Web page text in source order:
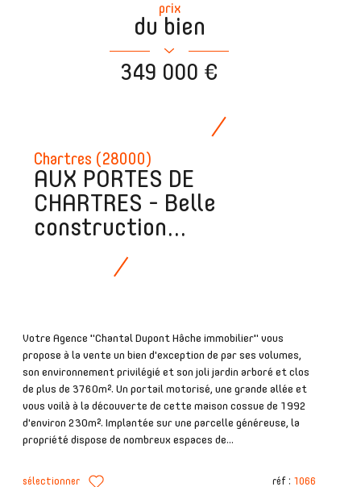
Chartres (28000)
AUX PORTES DE
CHARTRES - Belle
construction...
Votre Agence "Chantal Dupont Hâche immobilier" vous
propose à la vente un bien d'exception de par ses volumes,
son environnement privilégié et son joli jardin arboré et clos
de plus de 3760m². Un portail motorisé, une grande allée et
vous voilà à la découverte de cette maison cossue de 1992
d'environ 230m². Implantée sur une parcelle généreuse, la
propriété dispose de nombreux espaces de...
prix
du bien
349 000 €
sélectionner réf : 1066